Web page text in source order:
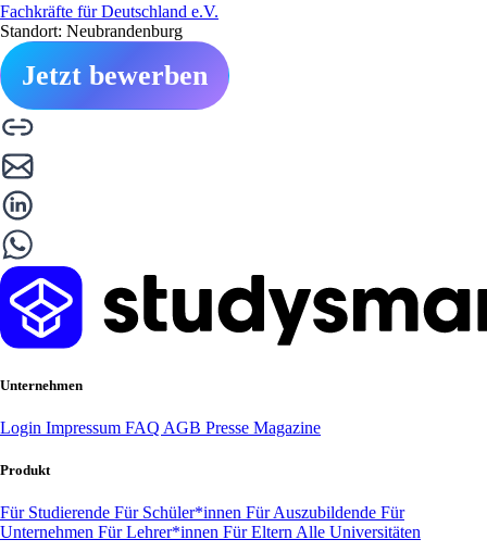
Fachkräfte für Deutschland e.V.
Standort: Neubrandenburg
Jetzt bewerben
Unternehmen
Login Impressum FAQ AGB Presse Magazine
Produkt
Für Studierende Für Schüler*innen Für Auszubildende Für
Unternehmen Für Lehrer*innen Für Eltern Alle Universitäten